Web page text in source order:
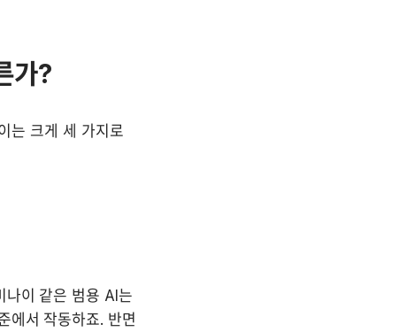
가?
는 크게 세 가지로
나이 같은 범용 AI는
에서 작동하죠. 반면